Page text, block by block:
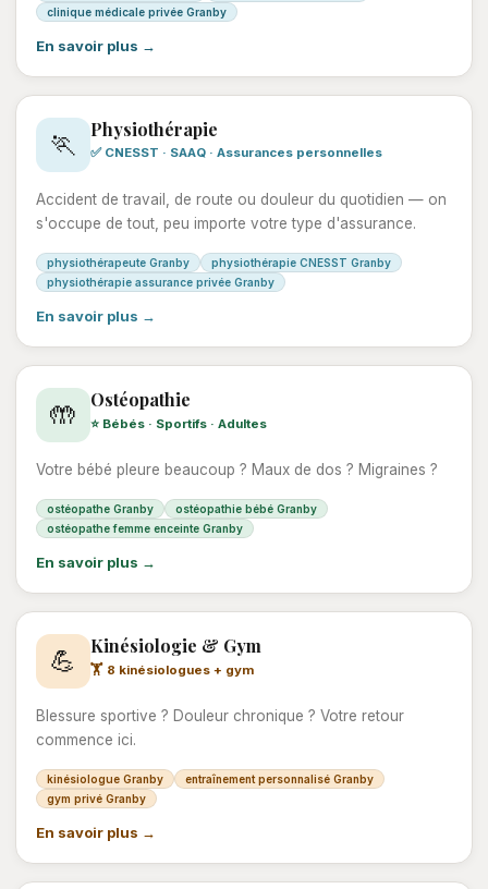
clinique médicale privée Granby
En savoir plus →
🏃 Physiothérapie
✅ CNESST · SAAQ · Assurances personnelles
Accident de travail, de route ou douleur du quotidien — on
s'occupe de tout, peu importe votre type d'assurance.
physiothérapeute Granby
physiothérapie CNESST Granby
physiothérapie assurance privée Granby
En savoir plus →
🤲 Ostéopathie
⭐ Bébés · Sportifs · Adultes
Votre bébé pleure beaucoup ? Maux de dos ? Migraines ?
ostéopathe Granby
ostéopathie bébé Granby
ostéopathe femme enceinte Granby
En savoir plus →
💪 Kinésiologie & Gym
🏋️ 8 kinésiologues + gym
Blessure sportive ? Douleur chronique ? Votre retour
commence ici.
kinésiologue Granby
entraînement personnalisé Granby
gym privé Granby
En savoir plus →